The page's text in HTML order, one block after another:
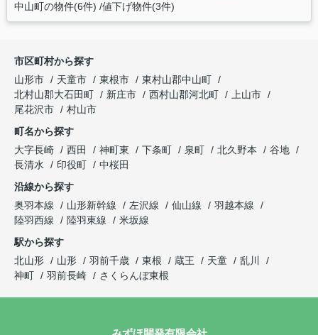
中山町の物件(6件) 値下げ物件(3件)
市区町村から探す
山形市
天童市 東根市
東村山郡中山町
北村山郡大石田町
新庄市 西村山郡河北町
上山市
尾花沢市
村山市
町名から探す
大字長崎
西田 神町東 下条町 泉町 北久野本
谷地
長清水
印役町
中桜田
沿線から探す
奥羽本線
山形新幹線 左沢線 仙山線
羽越本線
陸羽西線
陸羽東線
米坂線
駅から探す
北山形
山形 羽前千歳 東根 蔵王 天童
乱川
神町
羽前長崎 さくらんぼ東根